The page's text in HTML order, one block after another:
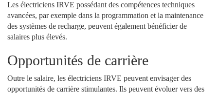
Les électriciens IRVE possédant des compétences techniques
avancées, par exemple dans la programmation et la maintenance
des systèmes de recharge, peuvent également bénéficier de
salaires plus élevés.
Opportunités de carrière
Outre le salaire, les électriciens IRVE peuvent envisager des
opportunités de carrière stimulantes. Ils peuvent évoluer vers des